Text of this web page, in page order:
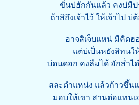
ขั่นบ่ฮักกันแล้ว คงบ่มีป
ถ้าสิถึงเจ้าไว้ ให้เจ้าไป บ่
อาจสิเจ็บแหน่ มีคิดฮ
แต่บ่เป็นหยังสิทนใ
บ่ดนดอก คงลืมได้ ฮักส่ำไ
สละตำแหน่ง แล้วก้าวขึ้น
มอบให้เขา สานต่อแทนเ